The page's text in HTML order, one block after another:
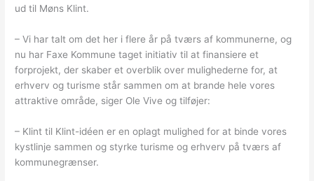
ud til Møns Klint.
– Vi har talt om det her i flere år på tværs af kommunerne, og
nu har Faxe Kommune taget initiativ til at finansiere et
forprojekt, der skaber et overblik over mulighederne for, at
erhverv og turisme står sammen om at brande hele vores
attraktive område, siger Ole Vive og tilføjer:
– Klint til Klint-idéen er en oplagt mulighed for at binde vores
kystlinje sammen og styrke turisme og erhverv på tværs af
kommunegrænser.